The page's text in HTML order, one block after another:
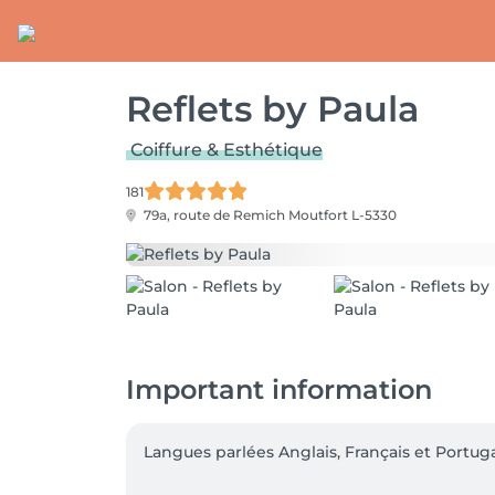
Reflets by Paula
Coiffure & Esthétique
181
79a, route de Remich Moutfort L-5330
Important information
Langues parlées Anglais, Français et